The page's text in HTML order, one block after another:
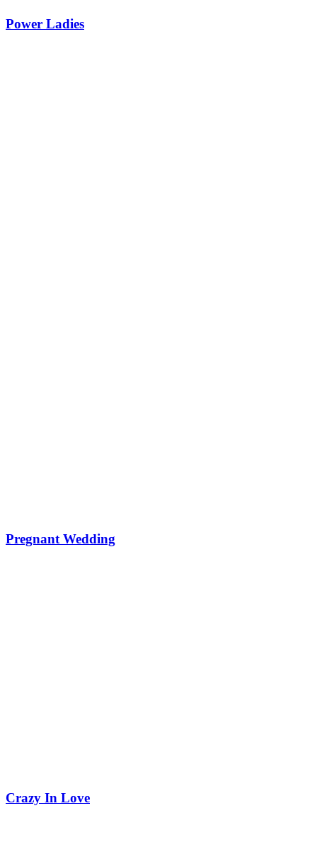
Power Ladies
Pregnant Wedding
Crazy In Love